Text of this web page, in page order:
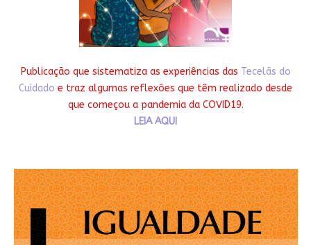
Publicação que sistematiza as experiências das Tecelãs do
Cuidado e traz algumas reflexões que têm realizado desde
que começou a pandemia da COVID19.
LEIA AQUI